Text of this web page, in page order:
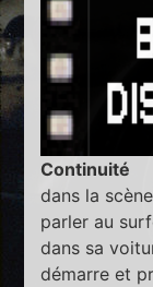
Continuité
dans la
parler au
dans sa
démarre et